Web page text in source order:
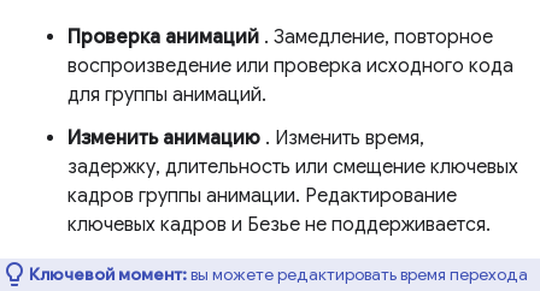
Проверка анимаций . Замедление, повторное
воспроизведение или проверка исходного кода
для группы анимаций.
Изменить анимацию . Изменить время,
задержку, длительность или смещение ключевых
кадров группы анимации. Редактирование
ключевых кадров и Безье не поддерживается.
Ключевой момент:вы можете редактировать время перехода